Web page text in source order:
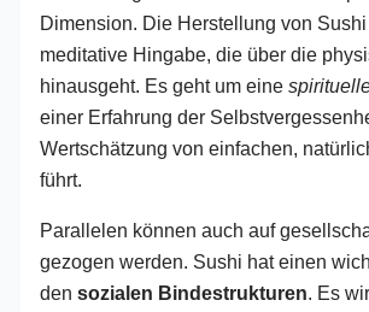
Dimension. Die Herstellung von
meditative Hingabe, die über die
hinausgeht. Es geht um eine
einer Erfahrung der
Wertschätzung von einfachen,
führt.
Parallelen können auch auf
gezogen werden. Sushi hat einen
densozialen Bindestrukturen. Es